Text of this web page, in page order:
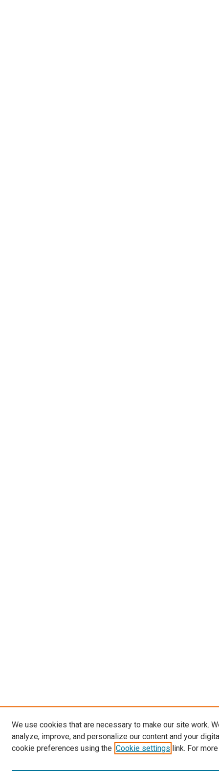
We use cookies that are necessary to make our site work.
analyze, improve, and personalize our content and your
cookie preferences using the Cookie settings link. For